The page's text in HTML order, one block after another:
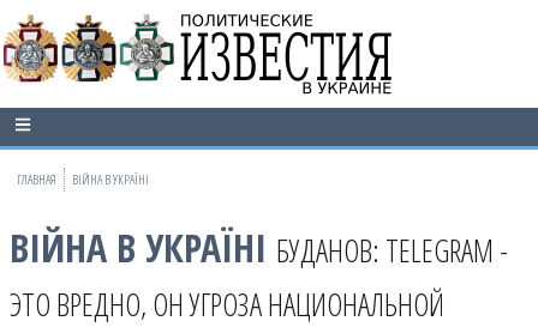
ГЛАВНАЯ ВІЙНА В УКРАЇНІ
ВІЙНА В УКРАЇНІ БУДАНОВ: TELEGRAM -
ЭТО ВРЕДНО, ОН УГРОЗА НАЦИОНАЛЬНОЙ